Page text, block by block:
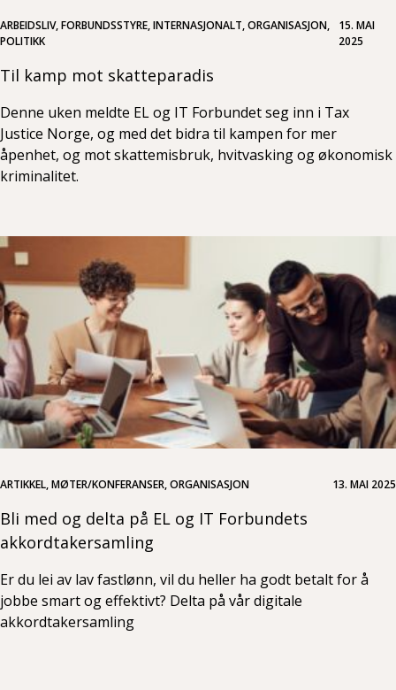
ARBEIDSLIV, FORBUNDSSTYRE, INTERNASJONALT, ORGANISASJON,
POLITIKK
15. MAI
2025
Til kamp mot skatteparadis
Denne uken meldte EL og IT Forbundet seg inn i Tax
Justice Norge, og med det bidra til kampen for mer
åpenhet, og mot skattemisbruk, hvitvasking og økonomisk
kriminalitet.
ARTIKKEL, MØTER/KONFERANSER, ORGANISASJON 13. MAI 2025
Bli med og delta på EL og IT Forbundets
akkordtakersamling
Er du lei av lav fastlønn, vil du heller ha godt betalt for å
jobbe smart og effektivt? Delta på vår digitale
akkordtakersamling